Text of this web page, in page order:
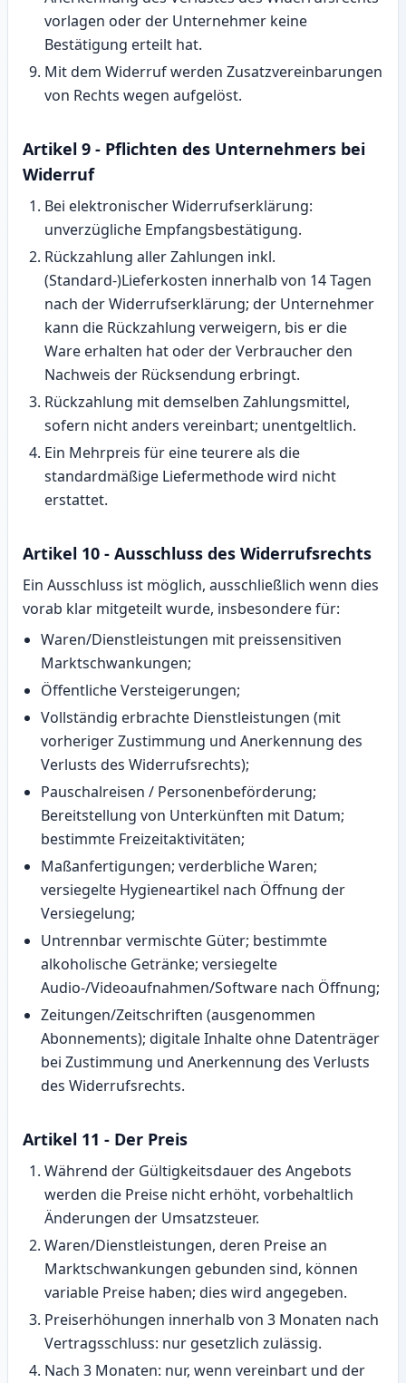
vorlagen oder der Unternehmer keine
Bestätigung erteilt hat.
Mit dem Widerruf werden Zusatzvereinbarungen
von Rechts wegen aufgelöst.
Artikel 9 - Pflichten des Unternehmers bei
Widerruf
Bei elektronischer Widerrufserklärung:
unverzügliche Empfangsbestätigung.
Rückzahlung aller Zahlungen inkl.
(Standard‑)Lieferkosten innerhalb von 14 Tagen
nach der Widerrufserklärung; der Unternehmer
kann die Rückzahlung verweigern, bis er die
Ware erhalten hat oder der Verbraucher den
Nachweis der Rücksendung erbringt.
Rückzahlung mit demselben Zahlungsmittel,
sofern nicht anders vereinbart; unentgeltlich.
Ein Mehrpreis für eine teurere als die
standardmäßige Liefermethode wird nicht
erstattet.
Artikel 10 - Ausschluss des Widerrufsrechts
Ein Ausschluss ist möglich, ausschließlich wenn dies
vorab klar mitgeteilt wurde, insbesondere für:
Waren/Dienstleistungen mit preissensitiven
Markt­schwankungen;
Öffentliche Versteigerungen;
Vollständig erbrachte Dienstleistungen (mit
vorheriger Zustimmung und Anerkennung des
Verlusts des Widerrufsrechts);
Pauschalreisen / Personenbeförderung;
Bereitstellung von Unterkünften mit Datum;
bestimmte Freizeitaktivitäten;
Maßanfertigungen; verderbliche Waren;
versiegelte Hygieneartikel nach Öffnung der
Versiegelung;
Untrennbar vermischte Güter; bestimmte
alkoholische Getränke; versiegelte
Audio-/Videoaufnahmen/Software nach Öffnung;
Zeitungen/Zeitschriften (ausgenommen
Abonnements); digitale Inhalte ohne Datenträger
bei Zustimmung und Anerkennung des Verlusts
des Widerrufsrechts.
Artikel 11 - Der Preis
Während der Gültigkeitsdauer des Angebots
werden die Preise nicht erhöht, vorbehaltlich
Änderungen der Umsatzsteuer.
Waren/Dienstleistungen, deren Preise an
Marktschwankungen gebunden sind, können
variable Preise haben; dies wird angegeben.
Preiserhöhungen innerhalb von 3 Monaten nach
Vertragsschluss: nur gesetzlich zulässig.
Nach 3 Monaten: nur, wenn vereinbart und der